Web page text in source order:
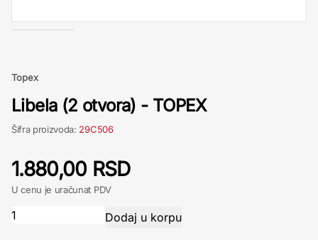
Topex
Libela (2 otvora) - TOPEX
Šifra proizvoda: 29C506
1.880,00 RSD
U cenu je uračunat PDV